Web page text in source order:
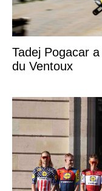
Tadej Pogacar
du Ventoux